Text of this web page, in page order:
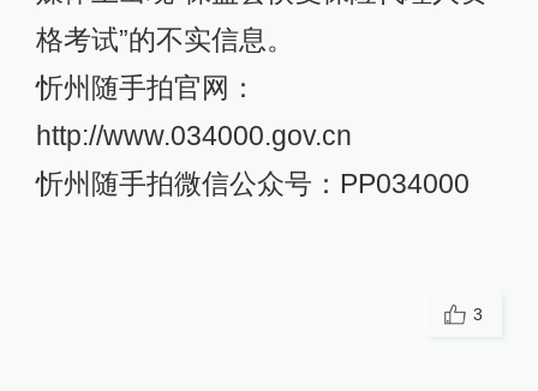
格考试”的不实信息。
忻州随手拍官网：
http://www.034000.gov.cn
忻州随手拍微信公众号：PP034000
3